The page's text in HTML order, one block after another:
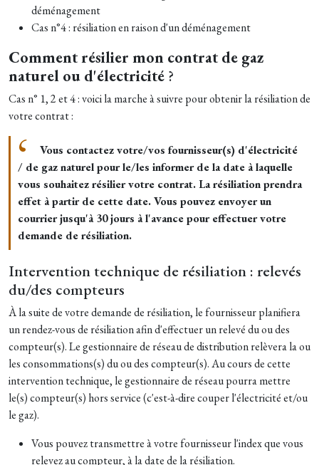
déménagement
Cas n°4 : résiliation en raison d'un déménagement
Comment résilier mon contrat de gaz
naturel ou d'électricité ?
Cas n° 1, 2 et 4 : voici la marche à suivre pour obtenir la résiliation de
votre contrat :
Vous contactez votre/vos fournisseur(s) d'électricité
/ de gaz naturel pour le/les informer de la date à laquelle
vous souhaitez résilier votre contrat. La résiliation prendra
effet à partir de cette date. Vous pouvez envoyer un
courrier jusqu'à 30 jours à l'avance pour effectuer votre
demande de résiliation.
Intervention technique de résiliation : relevés
du/des compteurs
À la suite de votre demande de résiliation, le fournisseur planifiera
un rendez-vous de résiliation afin d'effectuer un relevé du ou des
compteur(s). Le gestionnaire de réseau de distribution relèvera la ou
les consommations(s) du ou des compteur(s). Au cours de cette
intervention technique, le gestionnaire de réseau pourra mettre
le(s) compteur(s) hors service (c'est-à-dire couper l'électricité et/ou
le gaz).
Vous pouvez transmettre à votre fournisseur l'index que vous
relevez au compteur, à la date de la résiliation.